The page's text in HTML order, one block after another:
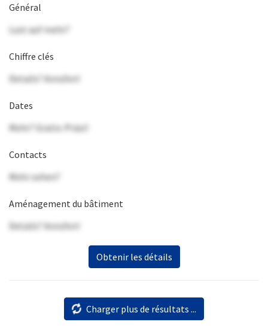
Général
Lust auf mehr?
Chiffre clés
Details? Anrufen!
Dates
Mehr? Gratis-Präsi!
Contacts
Mehr sehen?
Aménagement du bâtiment
Details? Anrufen!
Obtenir les détails
Charger plus de résultats ...